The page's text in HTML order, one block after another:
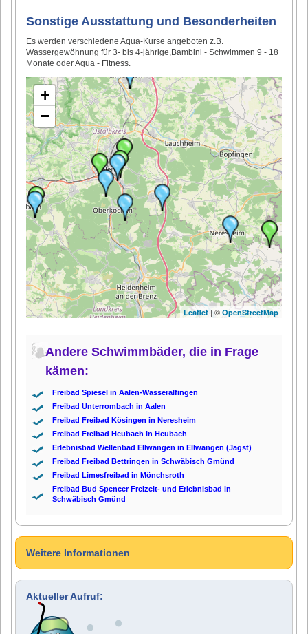
Sonstige Ausstattung und Besonderheiten
Es werden verschiedene Aqua-Kurse angeboten z.B.
Wassergewöhnung für 3- bis 4-jährige,Bambini - Schwimmen 9 - 18
Monate oder Aqua - Fitness.
+
−
Leaflet| © OpenStreetMap
Andere Schwimmbäder, die in Frage
kämen:
Freibad Spiesel in Aalen-Wasseralfingen
Freibad Unterrombach in Aalen
Freibad Freibad Kösingen in Neresheim
Freibad Freibad Heubach in Heubach
Erlebnisbad Wellenbad Ellwangen in Ellwangen (Jagst)
Freibad Freibad Bettringen in Schwäbisch Gmünd
Freibad Limesfreibad in Mönchsroth
Freibad Bud Spencer Freizeit- und Erlebnisbad in
Schwäbisch Gmünd
Weitere Informationen
Aktueller Aufruf: